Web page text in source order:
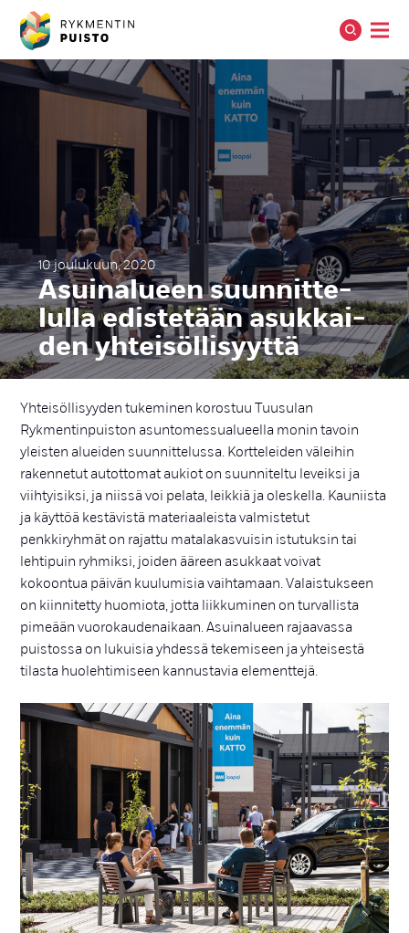
10 joulukuun, 2020
Asui­na­lueen suun­nit­te­
lul­la edis­te­tään asuk­kai­
den yh­tei­söl­li­syyt­tä
Yhteisöllisyyden tukeminen korostuu Tuusulan
Rykmentinpuiston asuntomessualueella monin tavoin
yleisten alueiden suunnittelussa. Kortteleiden väleihin
rakennetut autottomat aukiot on suunniteltu leveiksi ja
viihtyisiksi, ja niissä voi pelata, leikkiä ja oleskella. Kauniista
ja käyttöä kestävistä materiaaleista valmistetut
penkkiryhmät on rajattu matalakasvuisin istutuksin tai
lehtipuin ryhmiksi, joiden ääreen asukkaat voivat
kokoontua päivän kuulumisia vaihtamaan. Valaistukseen
on kiinnitetty huomiota, jotta liikkuminen on turvallista
pimeään vuorokaudenaikaan. Asuinalueen rajaavassa
puistossa on lukuisia yhdessä tekemiseen ja yhteisestä
tilasta huolehtimiseen kannustavia elementtejä.